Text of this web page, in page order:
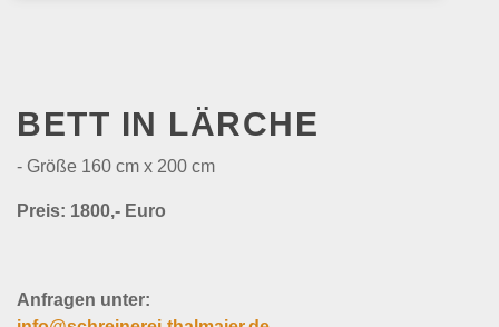
BETT IN LÄRCHE
- Größe 160 cm x 200 cm
Preis: 1800,- Euro
Anfragen unter: